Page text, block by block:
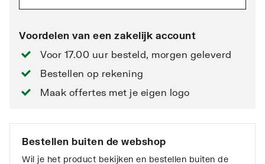
Voordelen van een zakelijk account
Voor 17.00 uur besteld, morgen geleverd
Bestellen op rekening
Maak offertes met je eigen logo
Bestellen buiten de webshop
Wil je het product bekijken en bestellen buiten de